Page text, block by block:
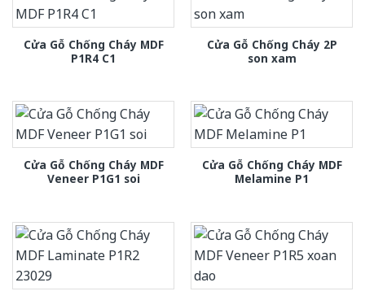
Cửa Gỗ Chống Cháy MDF
P1R4 C1
Cửa Gỗ Chống Cháy 2P
son xam
Cửa Gỗ Chống Cháy MDF
Veneer P1G1 soi
Cửa Gỗ Chống Cháy MDF
Melamine P1